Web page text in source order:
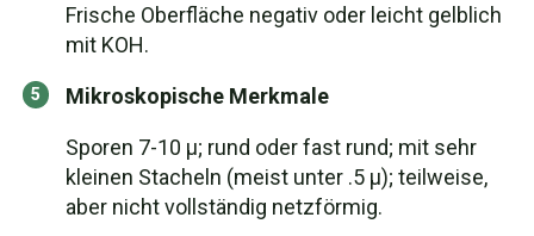
Frische Oberfläche negativ oder leicht gelblich
mit KOH.
Mikroskopische Merkmale
Sporen 7-10 µ; rund oder fast rund; mit sehr
kleinen Stacheln (meist unter .5 µ); teilweise,
aber nicht vollständig netzförmig.